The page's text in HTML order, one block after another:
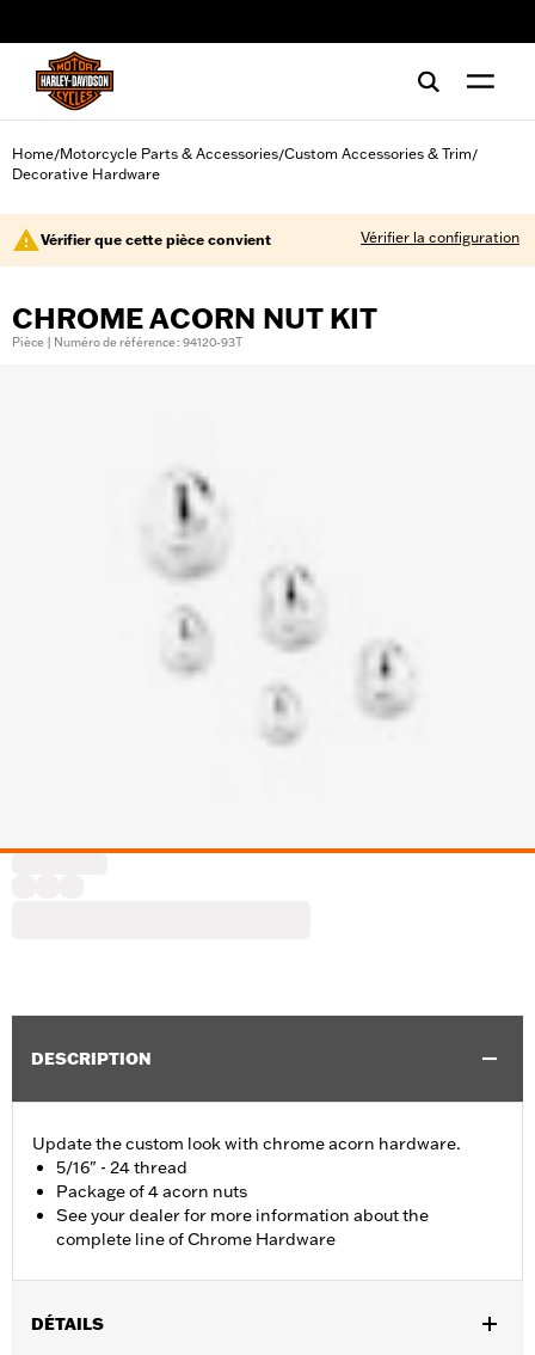
Home/Motorcycle Parts & Accessories/Custom Accessories & Trim/
Decorative Hardware
Vérifier que cette pièce convient Vérifier la configuration
CHROME ACORN NUT KIT
Pièce | Numéro de référence : 94120-93T
DESCRIPTION
Update the custom look with chrome acorn hardware.
5/16" - 24 thread
Package of 4 acorn nuts
See your dealer for more information about the
complete line of Chrome Hardware
DÉTAILS